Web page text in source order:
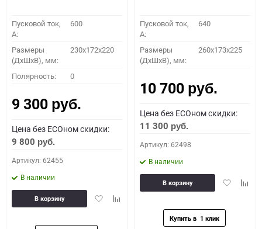
Пусковой ток,
A:
600
Размеры
(ДхШхВ), мм:
230x172x220
Полярность: 0
9 300 руб.
Цена без ECOном скидки:
9 800 руб.
Артикул: 62455
В наличии
ДобавитьДобавить
В корзину
Пусковой ток,
A:
640
Размеры
(ДхШхВ), мм:
260x173x225
10 700 руб.
Цена без ECOном скидки:
11 300 руб.
Артикул: 62498
В наличии
Добавить
В корзину